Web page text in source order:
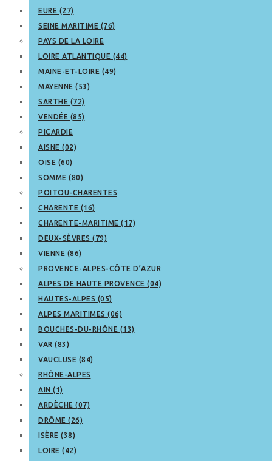
EURE (27)
SEINE MARITIME (76)
PAYS DE LA LOIRE
LOIRE ATLANTIQUE (44)
MAINE-ET-LOIRE (49)
MAYENNE (53)
SARTHE (72)
VENDÉE (85)
PICARDIE
AISNE (02)
OISE (60)
SOMME (80)
POITOU-CHARENTES
CHARENTE (16)
CHARENTE-MARITIME (17)
DEUX-SÈVRES (79)
VIENNE (86)
PROVENCE-ALPES-CÔTE D’AZUR
ALPES DE HAUTE PROVENCE (04)
HAUTES-ALPES (05)
ALPES MARITIMES (06)
BOUCHES-DU-RHÔNE (13)
VAR (83)
VAUCLUSE (84)
RHÔNE-ALPES
AIN (1)
ARDÈCHE (07)
DRÔME (26)
ISÈRE (38)
LOIRE (42)